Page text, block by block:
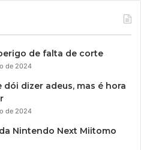
de falta de corte
de 2024
dói dizer adeus, mas é hora
de 2024
Nintendo Next Miitomo